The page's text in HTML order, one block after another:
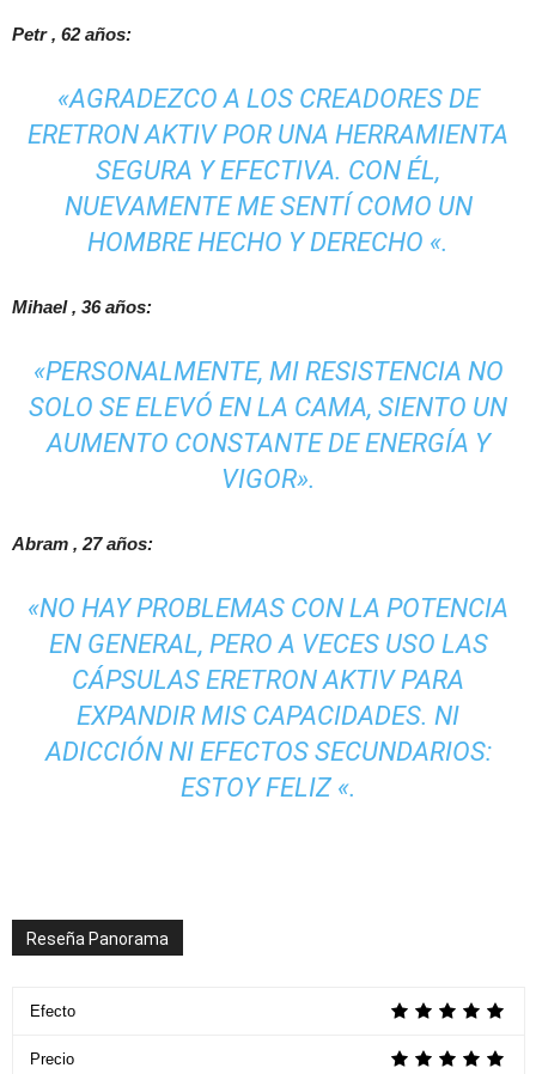
Petr, 62 años:
«AGRADEZCO A LOS CREADORES DE
ERETRON AKTIV POR UNA HERRAMIENTA
SEGURA Y EFECTIVA. CON ÉL,
NUEVAMENTE ME SENTÍ COMO UN
HOMBRE HECHO Y DERECHO «.
Mihael, 36 años:
«PERSONALMENTE, MI RESISTENCIA NO
SOLO SE ELEVÓ EN LA CAMA, SIENTO UN
AUMENTO CONSTANTE DE ENERGÍA Y
VIGOR».
Abram , 27 años:
«NO HAY PROBLEMAS CON LA POTENCIA
EN GENERAL, PERO A VECES USO LAS
CÁPSULAS ERETRON AKTIV PARA
EXPANDIR MIS CAPACIDADES. NI
ADICCIÓN NI EFECTOS SECUNDARIOS:
ESTOY FELIZ «.
Reseña Panorama
Efecto
Precio